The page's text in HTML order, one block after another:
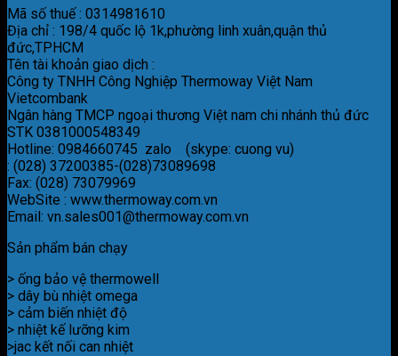
Mã số thuế : 0314981610
Địa chỉ : 198/4 quốc lộ 1k,phường linh xuân,quận thủ
đức,TPHCM
Tên tài khoản giao dịch :
Công ty TNHH Công Nghiệp Thermoway Việt Nam
Vietcombank
Ngân hàng TMCP ngoại thương Việt nam chi nhánh thủ đức
STK 0381000548349
Hotline: 0984660745 zalo (skype: cuong vu)
: (028) 37200385-(028)73089698
Fax: (028) 73079969
WebSite : www.thermoway.com.vn
Email: vn.sales001@thermoway.com.vn
Sản phẩm bán chạy
> ống bảo vệ thermowell
> dây bù nhiệt omega
> cảm biến nhiệt độ
> nhiệt kế lưỡng kim
>jac kết nối can nhiệt